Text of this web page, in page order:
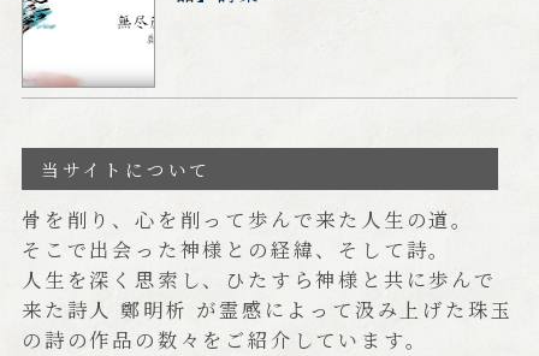
当サイトについて
骨を削り、心を削って歩んで来た人生の道。
そこで出会った神様との経緯、そして詩。
人生を深く思索し、ひたすら神様と共に歩んで
来た詩人 鄭明析 が霊感によって汲み上げた珠玉
の詩の作品の数々をご紹介しています。